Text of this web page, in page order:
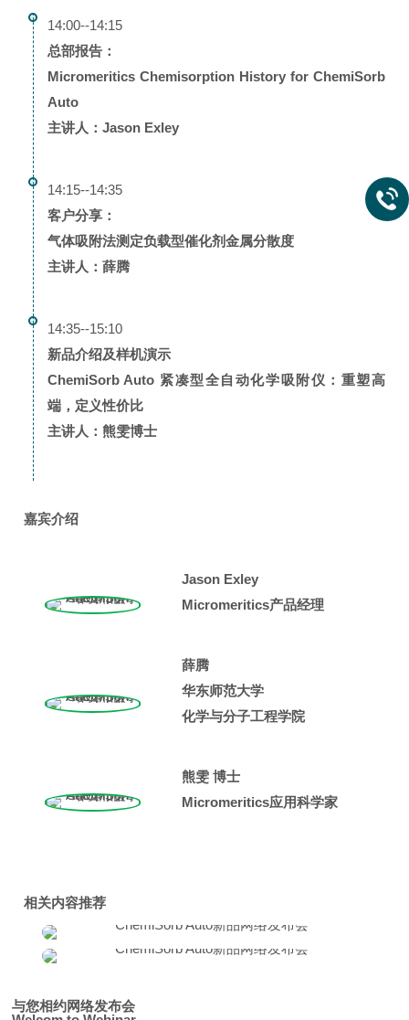
14:00--14:15
总部报告：
Micromeritics Chemisorption History for ChemiSorb
Auto
主讲人：Jason Exley
14:15--14:35
客户分享：
气体吸附法测定负载型催化剂金属分散度
主讲人：薛腾
14:35--15:10
新品介绍及样机演示
ChemiSorb Auto 紧凑型全自动化学吸附仪：重塑高
端，定义性价比
主讲人：熊雯博士
嘉宾介绍
Jason Exley
Micromeritics产品经理
薛腾
华东师范大学
化学与分子工程学院
熊雯 博士
Micromeritics应用科学家
相关内容推荐
与您相约网络发布会